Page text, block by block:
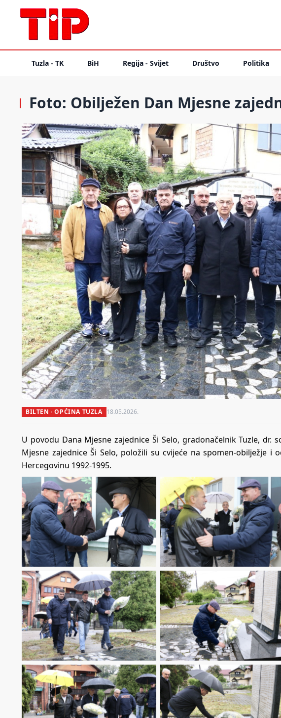
Tuzla - TK BiH Regija - Svijet Društvo Politika
Foto: Obilježen Dan Mjesne
BILTEN · OPĆINA TUZLA 18.05.2026.
U povodu Dana Mjesne zajednice Ši Selo, gradonačelnik Tuzle, dr.
Mjesne zajednice Ši Selo, položili su cvijeće na spomen-obilježje i
Hercegovinu 1992-1995.